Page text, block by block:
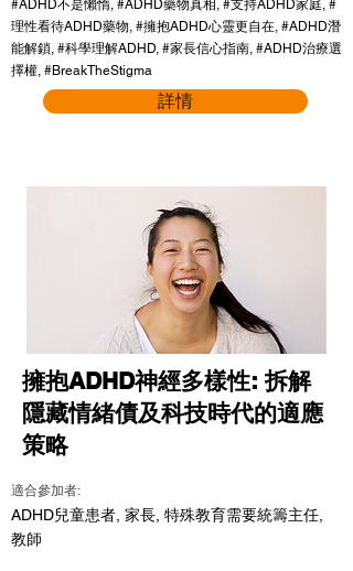
#ADHD不是懶惰, #ADHD藥物真相, #支持ADHD家庭, #
理性看待ADHD藥物, #擁抱ADHD心靈更自在, #ADHD潛
能解鎖, #科學理解ADHD, #家長信心指南, #ADHD治療選
擇權, #BreakTheStigma
詳情
擁抱ADHD神經多樣性: 拆解
隱藏情緒債及科技時代的適應
策略
適合參加者:
ADHD兒童患者, 家長, 特殊教育需要統籌主任,
教師